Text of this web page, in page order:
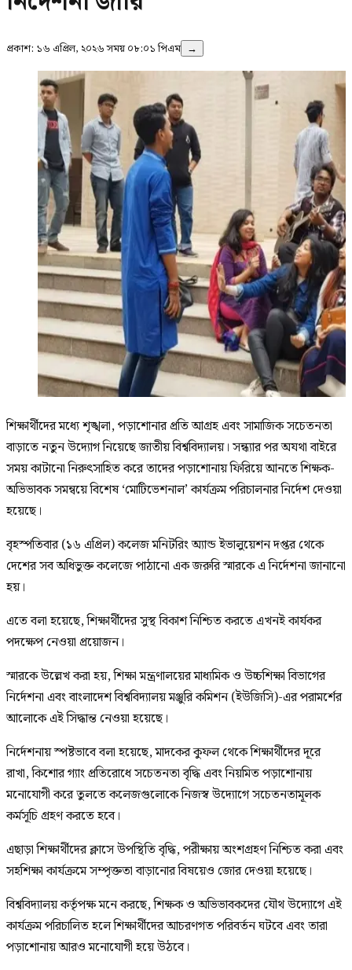
প্রকাশ: ১৬ এপ্রিল, ২০২৬ সময় ০৮:০১ পিএম →
শিক্ষার্থীদের মধ্যে শৃঙ্খলা, পড়াশোনার প্রতি আগ্রহ এবং সামাজিক সচেতনতা
বাড়াতে নতুন উদ্যোগ নিয়েছে জাতীয় বিশ্ববিদ্যালয়। সন্ধ্যার পর অযথা বাইরে
সময় কাটানো নিরুৎসাহিত করে তাদের পড়াশোনায় ফিরিয়ে আনতে শিক্ষক-
অভিভাবক সমন্বয়ে বিশেষ ‘মোটিভেশনাল’ কার্যক্রম পরিচালনার নির্দেশ দেওয়া
হয়েছে।
বৃহস্পতিবার (১৬ এপ্রিল) কলেজ মনিটরিং অ্যান্ড ইভালুয়েশন দপ্তর থেকে
দেশের সব অধিভুক্ত কলেজে পাঠানো এক জরুরি স্মারকে এ নির্দেশনা জানানো
হয়।
এতে বলা হয়েছে, শিক্ষার্থীদের সুস্থ বিকাশ নিশ্চিত করতে এখনই কার্যকর
পদক্ষেপ নেওয়া প্রয়োজন।
স্মারকে উল্লেখ করা হয়, শিক্ষা মন্ত্রণালয়ের মাধ্যমিক ও উচ্চশিক্ষা বিভাগের
নির্দেশনা এবং বাংলাদেশ বিশ্ববিদ্যালয় মঞ্জুরি কমিশন (ইউজিসি)-এর পরামর্শের
আলোকে এই সিদ্ধান্ত নেওয়া হয়েছে।
নির্দেশনায় স্পষ্টভাবে বলা হয়েছে, মাদকের কুফল থেকে শিক্ষার্থীদের দূরে
রাখা, কিশোর গ্যাং প্রতিরোধে সচেতনতা বৃদ্ধি এবং নিয়মিত পড়াশোনায়
মনোযোগী করে তুলতে কলেজগুলোকে নিজস্ব উদ্যোগে সচেতনতামূলক
কর্মসূচি গ্রহণ করতে হবে।
এছাড়া শিক্ষার্থীদের ক্লাসে উপস্থিতি বৃদ্ধি, পরীক্ষায় অংশগ্রহণ নিশ্চিত করা এবং
সহশিক্ষা কার্যক্রমে সম্পৃক্ততা বাড়ানোর বিষয়েও জোর দেওয়া হয়েছে।
বিশ্ববিদ্যালয় কর্তৃপক্ষ মনে করছে, শিক্ষক ও অভিভাবকদের যৌথ উদ্যোগে এই
কার্যক্রম পরিচালিত হলে শিক্ষার্থীদের আচরণগত পরিবর্তন ঘটবে এবং তারা
পড়াশোনায় আরও মনোযোগী হয়ে উঠবে।